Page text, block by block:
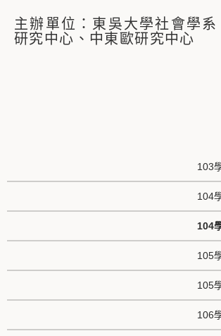
主辦單位：東吳大學社會學
研究中心、中東歐研究中心
103
104
104
105
105
106